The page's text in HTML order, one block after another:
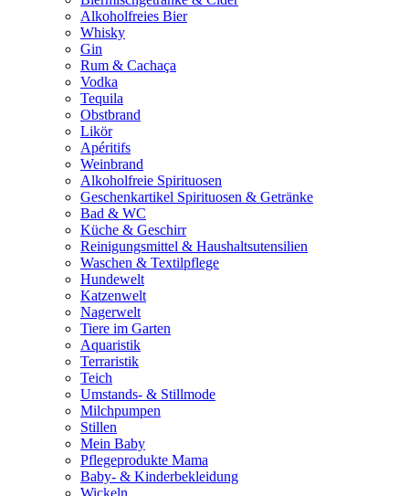
Alkoholfreies Bier
Whisky
Gin
Rum & Cachaça
Vodka
Tequila
Obstbrand
Likör
Apéritifs
Weinbrand
Alkoholfreie Spirituosen
Geschenkartikel Spirituosen & Getränke
Bad & WC
Küche & Geschirr
Reinigungsmittel & Haushaltsutensilien
Waschen & Textilpflege
Hundewelt
Katzenwelt
Nagerwelt
Tiere im Garten
Aquaristik
Terraristik
Teich
Umstands- & Stillmode
Milchpumpen
Stillen
Mein Baby
Pflegeprodukte Mama
Baby- & Kinderbekleidung
Wickeln